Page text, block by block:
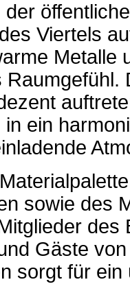
Viertels
Metalle
ein
sowie des
des
Gäste
sorgt für